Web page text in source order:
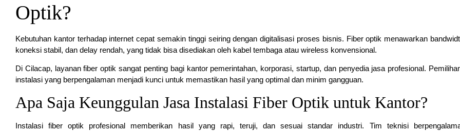
Optik?
Kebutuhan kantor terhadap internet cepat semakin tinggi seiring dengan digitalisasi proses bisnis. Fiber optik menawarkan
koneksi stabil, dan delay rendah, yang tidak bisa disediakan oleh kabel tembaga atau wireless konvensional.
Di Cilacap, layanan fiber optik sangat penting bagi kantor pemerintahan, korporasi, startup, dan penyedia jasa profesional.
instalasi yang berpengalaman menjadi kunci untuk memastikan hasil yang optimal dan minim gangguan.
Apa Saja Keunggulan Jasa Instalasi Fiber Optik untuk Kantor?
Instalasi fiber optik profesional memberikan hasil yang rapi, teruji, dan sesuai standar industri. Tim teknisi